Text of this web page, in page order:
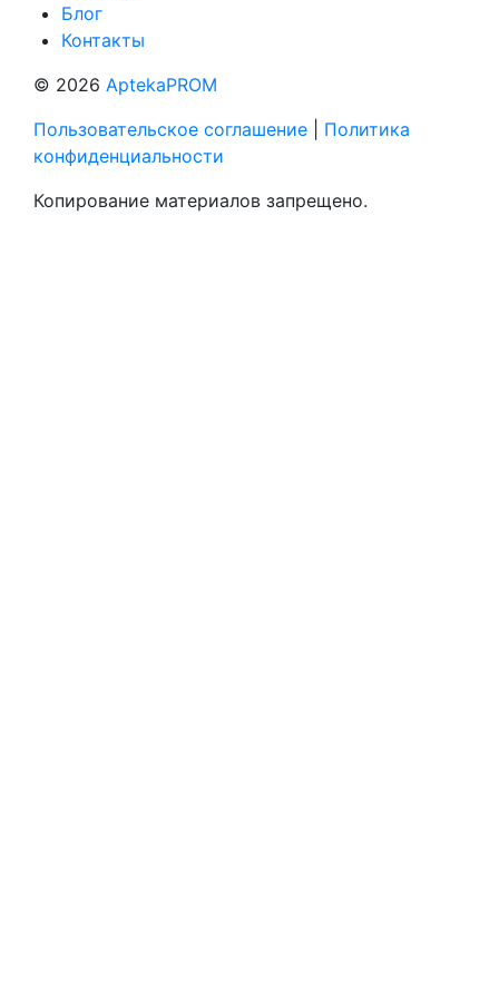
Блог
Контакты
© 2026 AptekaPROM
Пользовательское соглашение
Политика
конфиденциальности
Копирование материалов запрещено.